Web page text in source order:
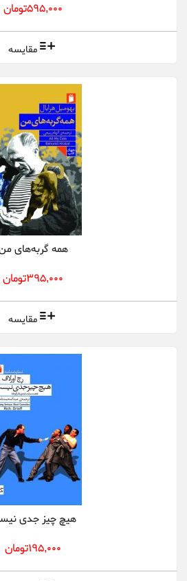
595,000تومان
مقایسه
همه گربه‌های
395,000تومان
مقایسه
هیچ چیز جدی
195,000تومان